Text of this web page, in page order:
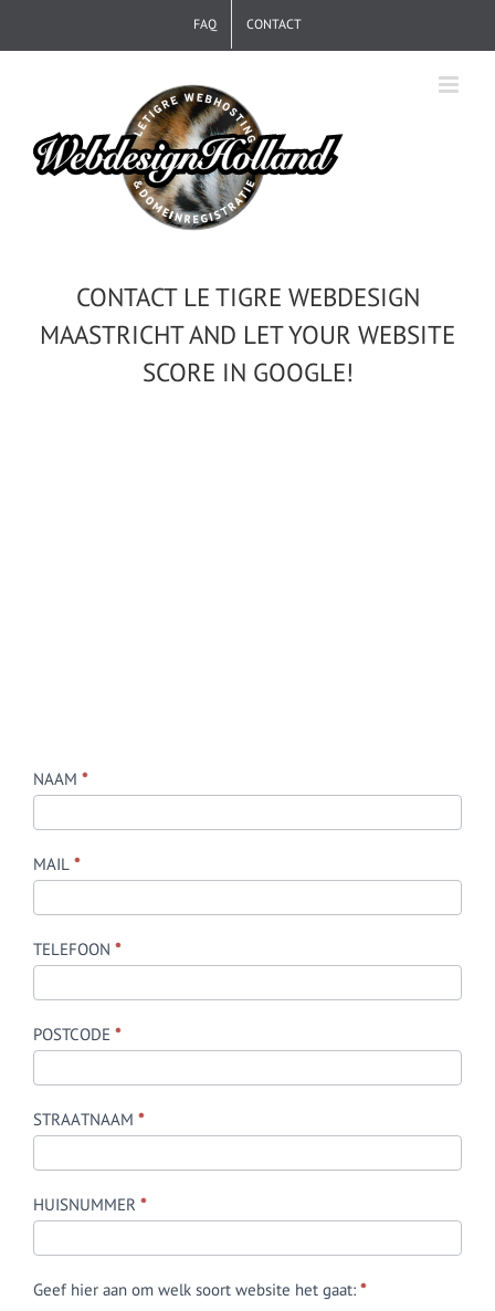
FAQ CONTACT
CONTACT LE TIGRE WEBDESIGN
MAASTRICHT AND LET YOUR WEBSITE
SCORE IN GOOGLE!
Offerte
Webdesign
NL
NAAM *
MAIL *
TELEFOON *
POSTCODE *
STRAATNAAM *
HUISNUMMER *
Geef hier aan om welk soort website het gaat: *